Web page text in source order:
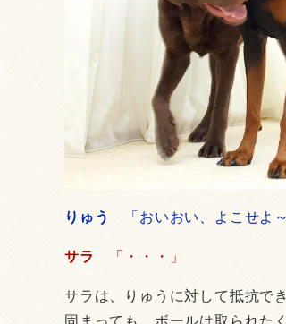
りゅう
「おいおい、よこせよ～
サラ
「・・・」
サラは、りゅうに対して抵抗で
固まっても、ボールは取られた